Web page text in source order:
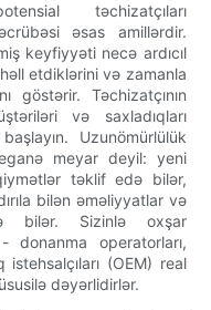
təchizatçıları
əsas amillərdir.
keyfiyyəti necə ardıcıl
etdiklərini və zamanla
göstərir. Təchizatçının
və saxladıqları
Uzunömürlülük
meyar deyil: yeni
təklif edə bilər,
bilən əməliyyatlar və
bilər. Sizinlə oxşar
donanma operatorları,
(OEM) real
dəyərlidirlər.